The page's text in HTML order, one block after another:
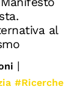
al
|
#Ricerche